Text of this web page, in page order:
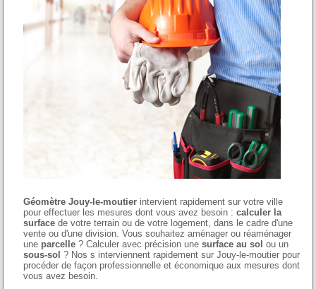
Géomètre Jouy-le-moutier intervient rapidement sur votre ville
pour effectuer les mesures dont vous avez besoin :calculer la
surface de votre terrain ou de votre logement, dans le cadre d'une
vente ou d'une division. Vous souhaitez aménager ou réaménager
une parcelle ? Calculer avec précision unesurface au sol ou un
sous-sol ? Nos s interviennent rapidement sur Jouy-le-moutier pour
procéder de façon professionnelle et économique aux mesures dont
vous avez besoin.